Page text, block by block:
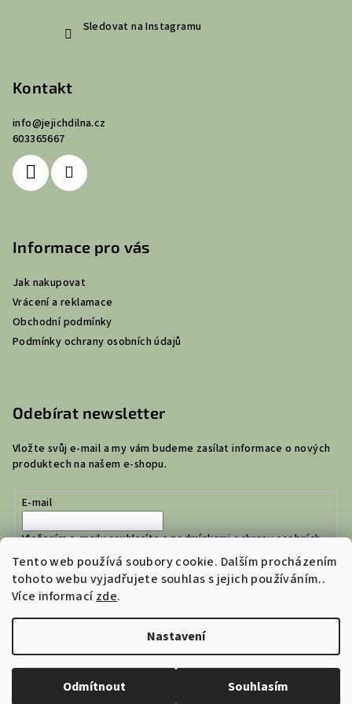
Tento web používá soubory cookie. Dalším procházením
tohoto webu vyjadřujete souhlas s jejich používáním..
Více informacízde.
Nastavení
Odmítnout Souhlasím
Sledovat na Instagramu
Kontakt
info@jejichdilna.cz
603365667
Informace pro vás
Jak nakupovat
Vrácení a reklamace
Obchodní podmínky
Podmínky ochrany osobních údajů
Odebírat newsletter
Vložte svůj e-mail a my vám budeme zasílat informace o nových
produktech na našem e-shopu.
E-mail
Vložením e-mailu souhlasíte spodmínkami ochrany osobních
údajů
Přihlásit se
Upravit nastavení cookies